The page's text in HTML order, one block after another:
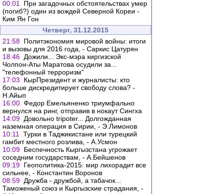
00:01
При загадочных обстоятельствах умер
(погиб?) один из вождей Северной Кореи -
Ким Ян Гон
Четверг, 31.12.2015
21:58 Политэкономия мировой войны: итоги
и вызовы для 2016 года, - Саркис Цатурян
18:46 Дожили... Экс-мэра киргизской
Чолпон-Аты Маратова осудили за...
"телефонный терроризм"
17:03
КырПрезидент и журналисты: кто
больше дискредитирует свободу слова? -
Н.Айып
16:00 Федор Емельяненко триумфально
вернулся на ринг, отправив в нокаут Сингха
14:09 Довольно tripoter... Долгожданная
наземная операция в Сирии, - Э.Лимонов
10:11
Турки в Таджикистане или турецкий
гамбит местного розлива, - А.Усмон
10:09 Беспечность Кыргызстана угрожает
соседним государствам, - А.Бейшенов
09:19 Геополитика-2015: мир лихорадит все
сильнее, - Константин Воронов
08:59 Дружба - дружбой, а табачок...
Таможеный союз и Кыргызские страдания, -